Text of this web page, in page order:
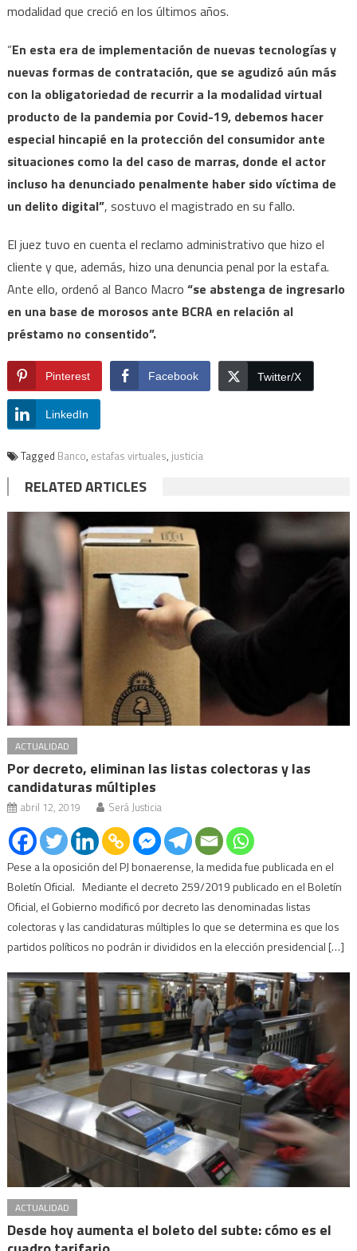
modalidad que creció en los últimos años.
“En esta era de implementación de nuevas tecnologías y
nuevas formas de contratación, que se agudizó aún más
con la obligatoriedad de recurrir a la modalidad virtual
producto de la pandemia por Covid-19, debemos hacer
especial hincapié en la protección del consumidor ante
situaciones como la del caso de marras, donde el actor
incluso ha denunciado penalmente haber sido víctima de
un delito digital”, sostuvo el magistrado en su fallo.
El juez tuvo en cuenta el reclamo administrativo que hizo el
cliente y que, además, hizo una denuncia penal por la estafa.
Ante ello, ordenó al Banco Macro “se abstenga de ingresarlo
en una base de morosos ante BCRA en relación al
préstamo no consentido”.
Pinterest Facebook Twitter/X
LinkedIn
Tagged Banco, estafas virtuales, justicia
RELATED ARTICLES
ACTUALIDAD
Por decreto, eliminan las listas colectoras y las
candidaturas múltiples
abril 12, 2019 Será Justicia
Pese a la oposición del PJ bonaerense, la medida fue publicada en el
Boletín Oficial. Mediante el decreto 259/2019 publicado en el Boletín
Oficial, el Gobierno modificó por decreto las denominadas listas
colectoras y las candidaturas múltiples lo que se determina es que los
partidos políticos no podrán ir divididos en la elección presidencial […]
ACTUALIDAD
Desde hoy aumenta el boleto del subte: cómo es el